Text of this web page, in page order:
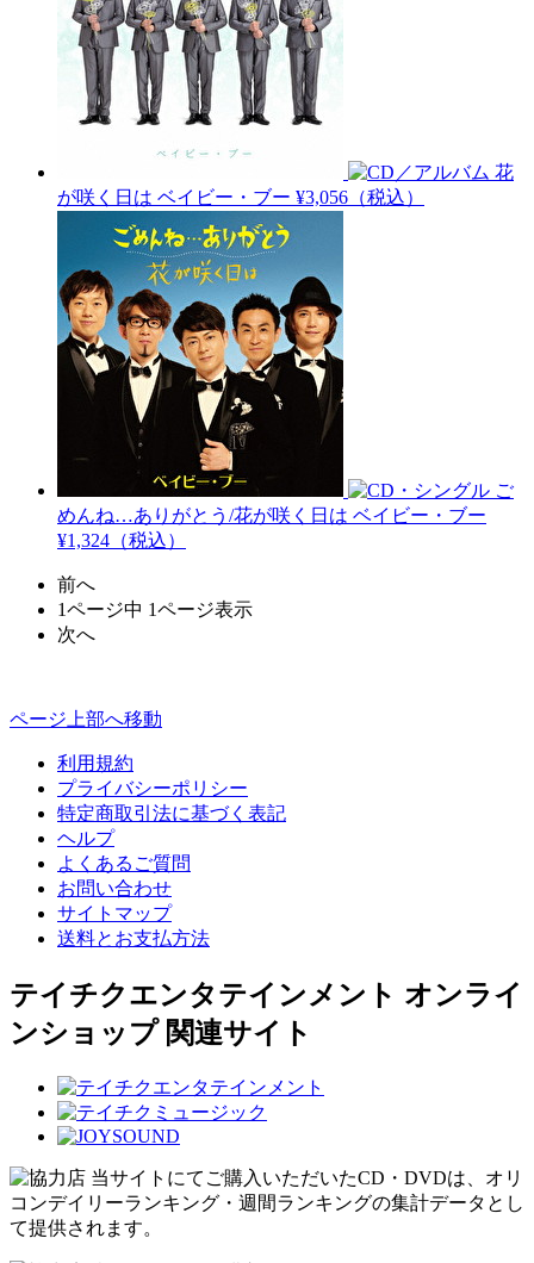
花
が咲く日は ベイビー・ブー ¥3,056（税込）
ご
めんね…ありがとう/花が咲く日は ベイビー・ブー
¥1,324（税込）
前へ
1ページ中 1ページ表示
次へ
ページ上部へ移動
利用規約
プライバシーポリシー
特定商取引法に基づく表記
ヘルプ
よくあるご質問
お問い合わせ
サイトマップ
送料とお支払方法
テイチクエンタテインメント オンライ
ンショップ 関連サイト
当サイトにてご購入いただいたCD・DVDは、オリ
コンデイリーランキング・週間ランキングの集計データとし
て提供されます。